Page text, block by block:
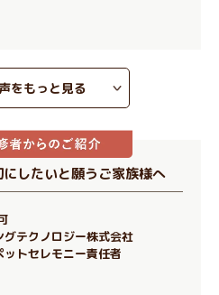
をもっと見る
したいと願うご家族様へ
グテクノロジー株式会社
ットセレモニー責任者